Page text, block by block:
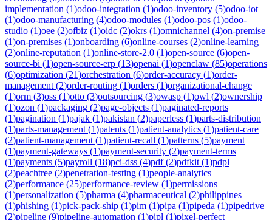
implementation (1)odoo-integration (1)odoo-inventory (5)odoo-iot
(1)odoo-manufacturing (4)odoo-modules (1)odoo-pos (1)odoo-
studio (1)oee (2)ofbiz (1)oidc (2)okrs (1)omnichannel (4)on-premise
(1)on-premises (1)onboarding (6)online-courses (2)online-learning
(2)online-reputation (1)online-store-2.0 (1)open-source (6)open-
source-bi (1)open-source-erp (13)openai (1)openclaw (85)operations
(6)optimization (21)orchestration (6)order-accuracy (1)order-
management (2)order-routing (1)orders (1)organizational-change
(1)orm (3)oss (1)otto (3)outsourcing (3)owasp (1)owl (2)ownership
(1)ozon (1)packaging (2)page-objects (1)paginated-reports
(1)pagination (1)pajak (1)pakistan (2)paperless (1)parts-distribution
(1)parts-management (1)patents (1)patient-analytics (1)patient-care
(2)patient-management (1)patient-recall (1)patterns (5)payment
(1)payment-gateways (1)payment-security (2)payment-terms
(1)payments (5)payroll (18)pci-dss (4)pdf(2)pdfkit (1)pdpl
(2)peachtree (2)penetration-testing (1)people-analytics
(2)performance (25)performance-review (1)permissions
(1)personalization (5)pharma (4)pharmaceutical (2)philippines
(1)phishing (1)pick-pack-ship (1)pim (1)pipa (1)pipeda (1)pipedrive
(2)pipeline (9)pipeline-automation (1)pipl (1)pixel-perfect